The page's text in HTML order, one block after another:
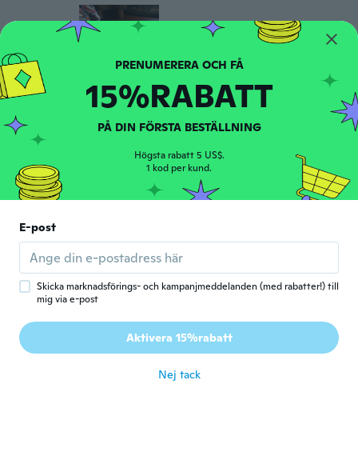
Alexandra-Séverine
Gick med 2016 · 243 recensioner · 178
Adorable pendentif porte bonheur chinois,
très classe j'adore. Je recommande
vivement ce produit. Merci
för 2 år sen
G Gabriel
Gick med 2022 · 8 recensioner
Darcie
Gick med 2018 · 146 recensioner
PRENUMERERA OCH FÅ
15%RABATT
PÅ DIN FÖRSTA BESTÄLLNING
Högsta rabatt 5 US$.
1 kod per kund.
E-post
Skicka marknadsförings- och kampanjmeddelanden (med rabatter!) till
mig via e-post
Aktivera 15%rabatt
Nej tack